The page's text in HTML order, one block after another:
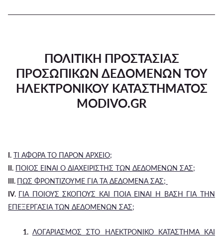
ΠΟΛΙΤΙΚΗ ΠΡΟΣΤΑΣΙΑΣ
ΠΡΟΣΩΠΙΚΩΝ ΔΕΔΟΜΕΝΩΝ ΤΟΥ
ΗΛΕΚΤΡΟΝΙΚΟΥ ΚΑΤΑΣΤΗΜΑΤΟΣ
MODIVO.GR
I. ΤΙ ΑΦΟΡΑ ΤΟ ΠΑΡΟΝ ΑΡΧΕΙΟ;
II. ΠΟΙΟΣ ΕΙΝΑΙ Ο ΔΙΑΧΕΙΡΙΣΤΗΣ ΤΩΝ ΔΕΔΟΜΕΝΩΝ ΣΑΣ;
III. ΠΩΣ ΦΡΟΝΤΙΖΟΥΜΕ ΓΙΑ ΤΑ ΔΕΔΟΜΕΝΑ ΣΑΣ;
IV. ΓΙΑ ΠΟΙΟΥΣ ΣΚΟΠΟΥΣ ΚΑΙ ΠΟΙΑ ΕΙΝΑΙ Η ΒΑΣΗ ΓΙΑ ΤΗΝ
ΕΠΕΞΕΡΓΑΣΙΑ ΤΩΝ ΔΕΔΟΜΕΝΩΝ ΣΑΣ;
1. ΛΟΓΑΡΙΑΣΜΟΣ ΣΤΟ ΗΛΕΚΤΡΟΝΙΚΟ ΚΑΤΑΣΤΗΜΑ ΚΑΙ